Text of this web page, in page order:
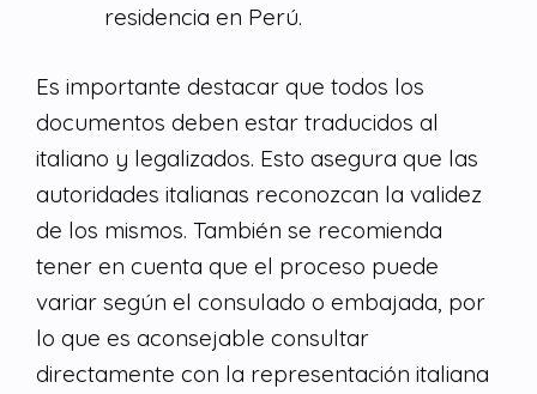
residencia en Perú.
Es importante destacar que todos los
documentos deben estar traducidos al
italiano y legalizados. Esto asegura que las
autoridades italianas reconozcan la validez
de los mismos. También se recomienda
tener en cuenta que el proceso puede
variar según el consulado o embajada, por
lo que es aconsejable consultar
directamente con la representación italiana